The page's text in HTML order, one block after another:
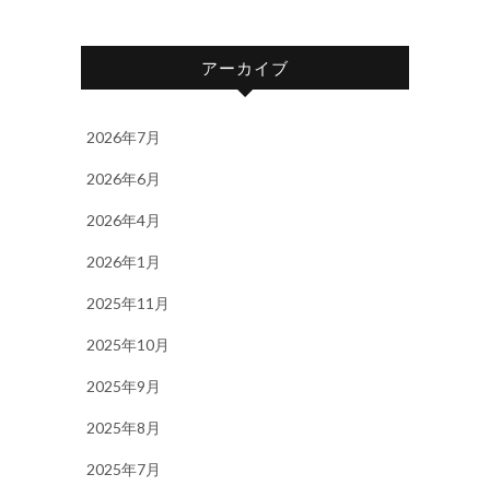
アーカイブ
2026年7月
2026年6月
2026年4月
2026年1月
2025年11月
2025年10月
2025年9月
2025年8月
2025年7月